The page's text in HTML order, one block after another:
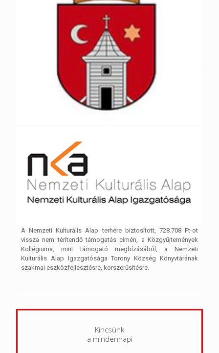
A Nemzeti Kulturális Alap terhére biztosított, 728.708 Ft-ot
vissza nem térítendő támogatás címén, a Közgyűjtemények
Kollégiuma, mint támogató megbízásából, a Nemzeti
Kulturális Alap Igazgatósága Torony Község Könyvtárának
szakmai eszközfejlesztésre, korszerűsítésre.
Kincsünk
a mindennapi